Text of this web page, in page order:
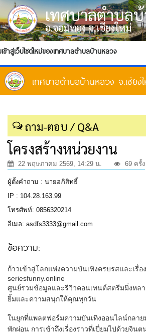
เทศบาลตำบล
อ.จอมทอง จ.เชียงใหม่
เว็บไซต์ใหม่ของเทศบาลตำบลบ้านหลวง
ถาม-ตอบ / Q&A
โครงสร้างหน่วยงาน
22 พฤษภาคม 2569, 14:29 น. 69 ครั้ง
ผู้ตั้งคำถาม : นายอภิสิทธิ์
IP : 104.28.163.99
โทรศัพท์: 0856320214
อีเมล: asdfs3333@gmail.com
ข้อความ:
ก้าวเข้าสู่โลกแห่งความบันเทิงครบรสและเรื่
seriesfunny.online
ศูนย์รวมข้อมูลและรีวิวคอนเทนต์สตรีมมิ่งหล
ยิ้มและความสนุกให้คุณทุกวัน
ในยุกที่แพลตฟอร์มความบันเทิงออนไลน์กลา
พักผ่อน การเข้าถึงเรื่องราวที่เปี่ยมไปด้วยจิน